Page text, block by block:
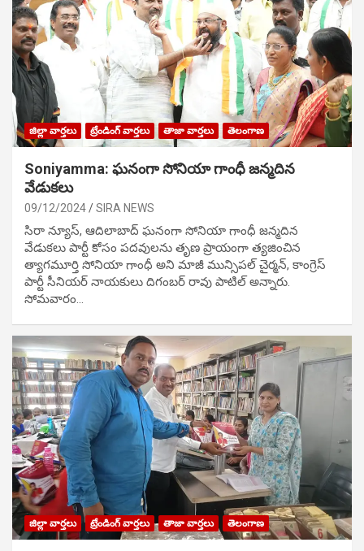
జిల్లా వార్తలు ట్రేండింగ్ వార్తలు తాజా వార్తలు తెలంగాణ
Soniyamma: ఘ‌నంగా సోనియా గాంధీ జ‌న్మ‌దిన
వేడుక‌లు
09/12/2024 SIRA NEWS
సిరా న్యూస్, ఆదిలాబాద్ ఘ‌నంగా సోనియా గాంధీ జ‌న్మ‌దిన
వేడుక‌లు పార్టీ కోసం ప‌ద‌వుల‌ను తృణ ప్రాయంగా త్య‌జించిన
త్యాగమూర్తి సోనియా గాంధీ అని మాజీ మున్సిప‌ల్ చైర్మ‌న్, కాంగ్రెస్
పార్టీ సీనియ‌ర్ నాయ‌కులు దిగంబ‌ర్ రావు పాటిల్ అన్నారు.
సోమవారం…
జిల్లా వార్తలు ట్రేండింగ్ వార్తలు తాజా వార్తలు తెలంగాణ